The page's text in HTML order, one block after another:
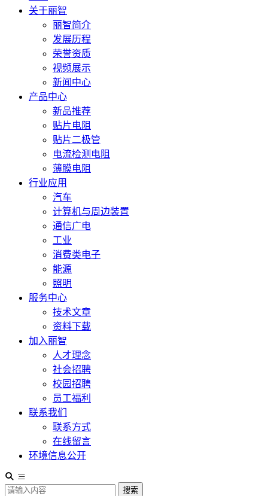
关于丽智
丽智简介
发展历程
荣誉资质
视频展示
新闻中心
产品中心
新品推荐
贴片电阻
贴片二极管
电流检测电阻
薄膜电阻
行业应用
汽车
计算机与周边装置
通信广电
工业
消费类电子
能源
照明
服务中心
技术文章
资料下载
加入丽智
人才理念
社会招聘
校园招聘
员工福利
联系我们
联系方式
在线留言
环境信息公开
搜索